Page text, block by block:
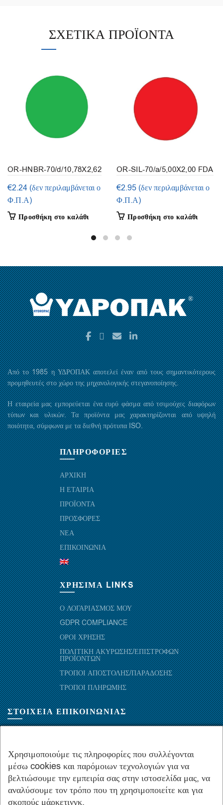
ΣΧΕΤΙΚΆ ΠΡΟΪΌΝΤΑ
OR-HNBR-70/d/10,78X2,62
(συσκευασία 10τμ.)
€2.24 (δεν περιλαμβάνεται ο
Φ.Π.Α)
Προσθήκη στο καλάθι
OR-SIL-70/a/5,00X2,00 FDA
(συσκευασία 50τεμ.)
€2.95 (δεν περιλαμβάνεται ο
Φ.Π.Α)
Προσθήκη στο καλάθι
Από το 1985 η ΥΔΡΟΠΑΚ αποτελεί έναν από τους σημαντικότερους
προμηθευτές στο χώρο της μηχανολογικής στεγανοποίησης.
Η εταιρεία μας εμπορεύεται ένα ευρύ φάσμα από τσιμούχες διαφόρων
τύπων και υλικών. Τα προϊόντα μας χαρακτηρίζονται από υψηλή
ποιότητα, σύμφωνα με τα διεθνή πρότυπα ISO.
ΠΛΗΡΟΦΟΡΙΕΣ
ΑΡΧΙΚΗ
Η ΕΤΑΙΡΙΑ
ΠΡΟΪΟΝΤΑ
ΠΡΟΣΦΟΡΕΣ
ΝΕΑ
ΕΠΙΚΟΙΝΩΝΙΑ
ΧΡΗΣΙΜΑ LINKS
Ο ΛΟΓΑΡΙΑΣΜΟΣ ΜΟΥ
GDPR COMPLIANCE
ΟΡΟΙ ΧΡΗΣΗΣ
ΠΟΛΙΤΙΚΗ ΑΚΥΡΩΣΗΣ/ΕΠΙΣΤΡΟΦΩΝ
ΠΡΟΪΟΝΤΩΝ
ΤΡΟΠΟΙ ΑΠΟΣΤΟΛΗΣ/ΠΑΡΑΔΟΣΗΣ
ΤΡΟΠΟΙ ΠΛΗΡΩΜΗΣ
ΣΤΟΙΧΕΙΑ ΕΠΙΚΟΙΝΩΝΙΑΣ
+30.210-5143367,+30.210-5154659,+30.210-5147842
+30.210-5133976
info@hydropac.gr
Δευτ. εως Παρ.: 08:00 - 16:00
Χρησιμοποιούμε τις πληροφορίες που συλλέγονται
μέσω cookies και παρόμοιων τεχνολογιών για να
βελτιώσουμε την εμπειρία σας στην ιστοσελίδα μας, να
αναλύσουμε τον τρόπο που τη χρησιμοποιείτε και για
σκοπούς μάρκετινγκ.